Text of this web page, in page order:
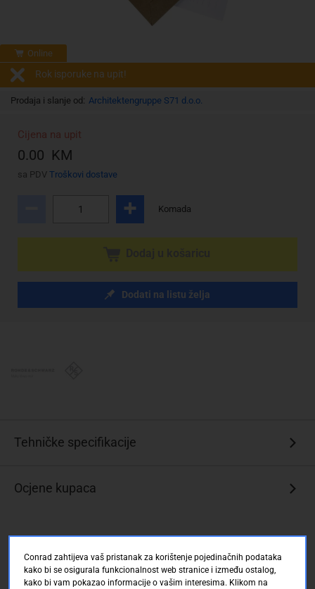
Online
Rok isporuke na upit!
Prodaja i slanje od: Architektengruppe S71 d.o.o.
Cijena na upit
0.00 KM
sa PDV Troškovi dostave
Komada
Dodati na listu želja
Tehničke specifikacije
Ocjene kupaca
Conrad zahtijeva vaš pristanak za korištenje pojedinačnih podataka
kako bi se osigurala funkcionalnost web stranice i između ostalog,
kako bi vam pokazao informacije o vašim interesima. Klikom na